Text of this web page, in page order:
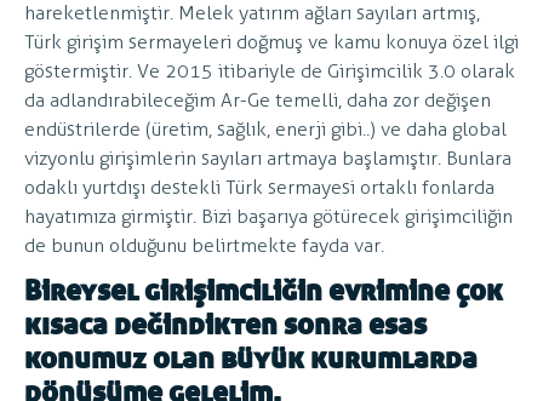
hareketlenmiştir. Melek yatırım ağları sayıları artmış,
Türk girişim sermayeleri doğmuş ve kamu konuya özel ilgi
göstermiştir. Ve 2015 itibariyle de Girişimcilik 3.0 olarak
da adlandırabileceğim Ar-Ge temelli, daha zor değişen
endüstrilerde (üretim, sağlık, enerji gibi..) ve daha global
vizyonlu girişimlerin sayıları artmaya başlamıştır. Bunlara
odaklı yurtdışı destekli Türk sermayesi ortaklı fonlarda
hayatımıza girmiştir. Bizi başarıya götürecek girişimciliğin
de bunun olduğunu belirtmekte fayda var.
Bireysel girişimciliğin evrimine çok
kısaca değindikten sonra esas
konumuz olan büyük kurumlarda
dönüşüme gelelim.